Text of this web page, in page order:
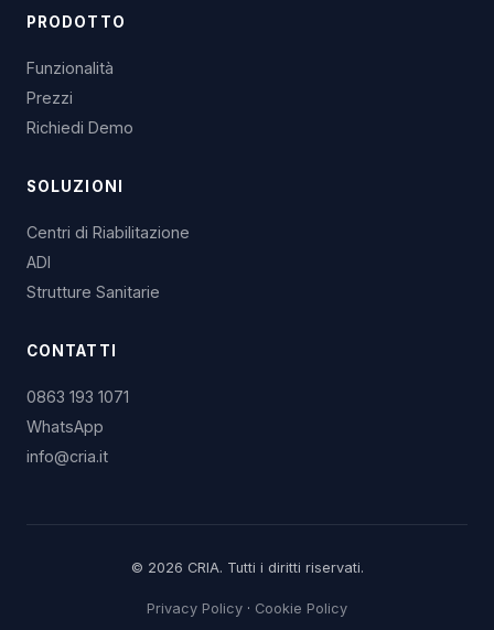
PRODOTTO
Funzionalità
Prezzi
Richiedi Demo
SOLUZIONI
Centri di Riabilitazione
ADI
Strutture Sanitarie
CONTATTI
0863 193 1071
WhatsApp
info@cria.it
© 2026 CRIA. Tutti i diritti riservati.
Privacy Policy · Cookie Policy